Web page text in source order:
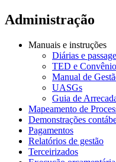
Administração
Manuais e instruções
Diárias e
TED e
Manual de
UASGs
Guia de
Mapeamento de
Demonstrações
Pagamentos
Relatórios de gestão
Terceirizados